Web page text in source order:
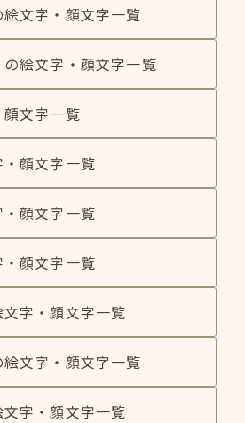
文字・顔文字一覧
絵文字・顔文字一覧
文字一覧
顔文字一覧
顔文字一覧
顔文字一覧
字・顔文字一覧
文字・顔文字一覧
字・顔文字一覧